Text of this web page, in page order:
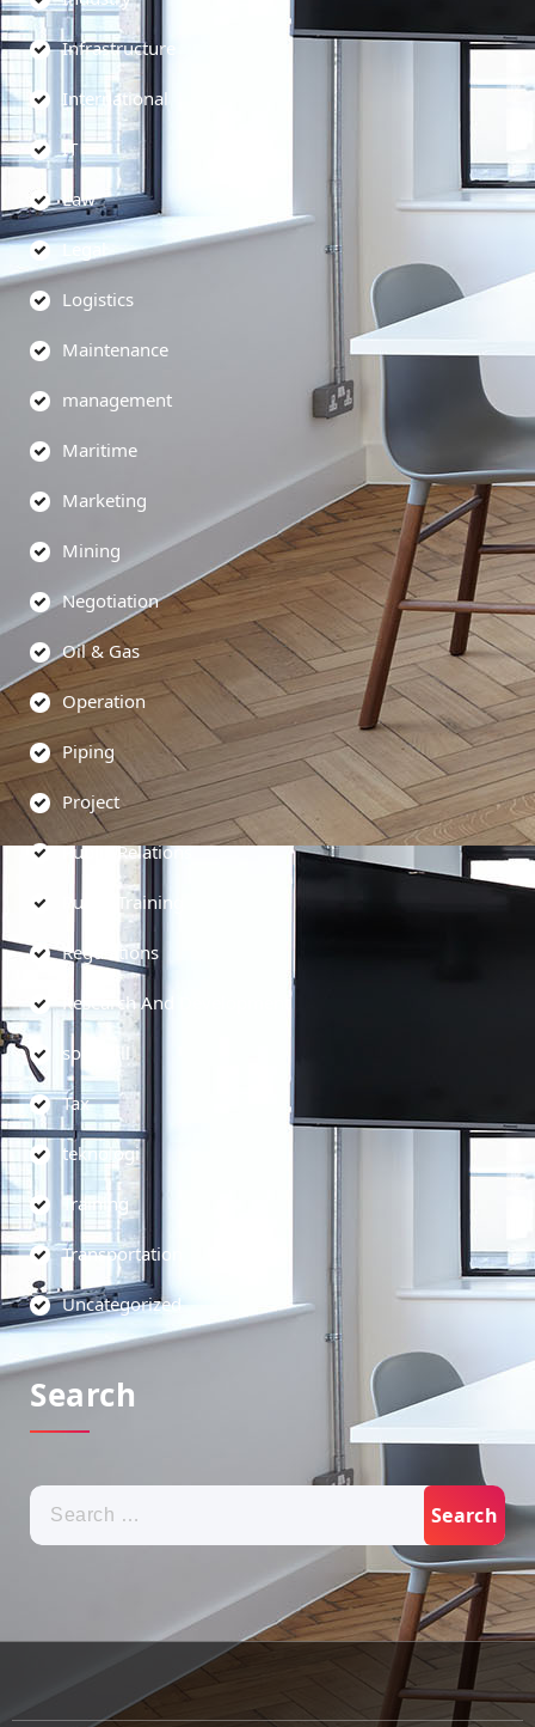
Infrastructure
International
IT
Law
Legal
Logistics
Maintenance
management
Maritime
Marketing
Mining
Negotiation
Oil & Gas
Operation
Piping
Project
Public Relations
Public Training
Regulations
Research And Development
soft skill
Tax
teknologi
Training
Transportation
Uncategorized
Search
Search
for: